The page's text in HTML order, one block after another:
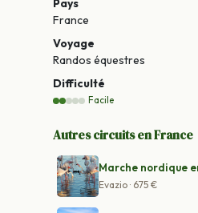
Pays
France
Voyage
Randos équestres
Difficulté
Facile
Autres circuits en France
Evazio · 675 €